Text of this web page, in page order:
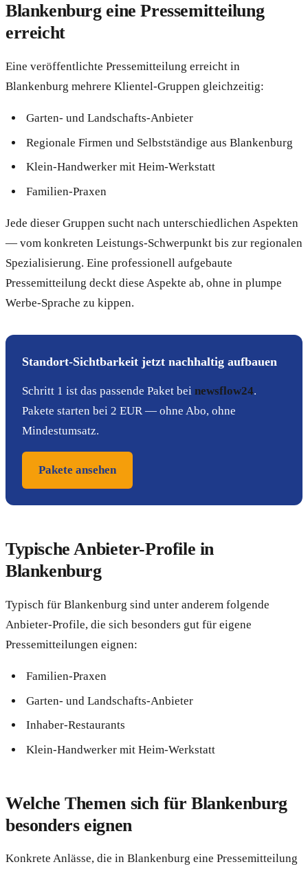
Blankenburg eine Pressemitteilung
erreicht
Eine veröffentlichte Pressemitteilung erreicht in
Blankenburg mehrere Klientel-Gruppen gleichzeitig:
Garten- und Landschafts-Anbieter
Regionale Firmen und Selbstständige aus Blankenburg
Klein-Handwerker mit Heim-Werkstatt
Familien-Praxen
Jede dieser Gruppen sucht nach unterschiedlichen Aspekten
— vom konkreten Leistungs-Schwerpunkt bis zur regionalen
Spezialisierung. Eine professionell aufgebaute
Pressemitteilung deckt diese Aspekte ab, ohne in plumpe
Werbe-Sprache zu kippen.
Standort-Sichtbarkeit jetzt nachhaltig aufbauen
Schritt 1 ist das passende Paket bei newsflow24.
Pakete starten bei 2 EUR — ohne Abo, ohne
Mindestumsatz.
Pakete ansehen
Typische Anbieter-Profile in
Blankenburg
Typisch für Blankenburg sind unter anderem folgende
Anbieter-Profile, die sich besonders gut für eigene
Pressemitteilungen eignen:
Familien-Praxen
Garten- und Landschafts-Anbieter
Inhaber-Restaurants
Klein-Handwerker mit Heim-Werkstatt
Welche Themen sich für Blankenburg
besonders eignen
Konkrete Anlässe, die in Blankenburg eine Pressemitteilung